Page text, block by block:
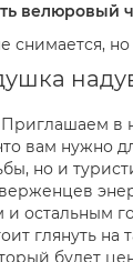
велюровый
снимается,
в
вам нужно
но и
и остальным
глянуть
будет